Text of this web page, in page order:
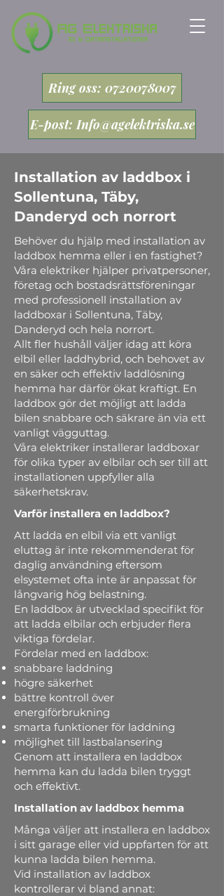
Ring oss: 0720078007
E-post: Info@agelektriska.se
Installation av laddbox i
Sollentuna, Täby,
Danderyd och norrort
Behöver du hjälp med installation av
laddbox hemma eller i en fastighet?
Våra elektriker hjälper privatpersoner,
företag och bostadsrättsföreningar
med professionell installation av
laddboxar i Sollentuna, Täby,
Danderyd och hela norrort.
Allt fler hushåll väljer idag att köra
elbil eller laddhybrid, och behovet av
en säker och effektiv laddlösning
hemma har därför ökat kraftigt. En
laddbox gör det möjligt att ladda
bilen snabbare och säkrare än via ett
vanligt vägguttag.
Våra elektriker installerar laddboxar
för olika typer av elbilar och ser till att
installationen uppfyller alla
säkerhetskrav.
Varför installera en laddbox?
Att ladda en elbil via ett vanligt
eluttag är inte rekommenderat för
daglig användning eftersom
elsystemet ofta inte är anpassat för
långvarig hög belastning.
En laddbox är utvecklad specifikt för
att ladda elbilar och erbjuder flera
viktiga fördelar.
Fördelar med en laddbox:
snabbare laddning
högre säkerhet
bättre kontroll över
energiförbrukning
smarta funktioner för laddning
möjlighet till lastbalansering
Genom att installera en laddbox
hemma kan du ladda bilen tryggt
och effektivt.
Installation av laddbox hemma
Många väljer att installera en laddbox
i sitt garage eller vid uppfarten för att
kunna ladda bilen hemma.
Vid installation av laddbox
kontrollerar vi bland annat: